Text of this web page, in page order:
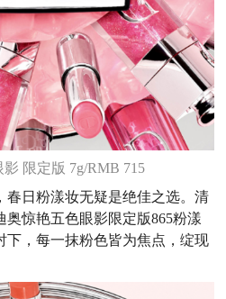
限定版 7g/RMB 715
春日粉漾妆无疑是绝佳之选。清
惊艳五色眼影限定版865粉漾
下，每一抹粉色皆为焦点，绽现